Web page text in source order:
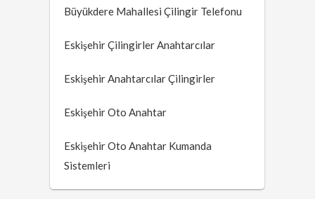
Büyükdere Mahallesi Çilingir Telefonu
Eskişehir Çilingirler Anahtarcılar
Eskişehir Anahtarcılar Çilingirler
Eskişehir Oto Anahtar
Eskişehir Oto Anahtar Kumanda
Sistemleri